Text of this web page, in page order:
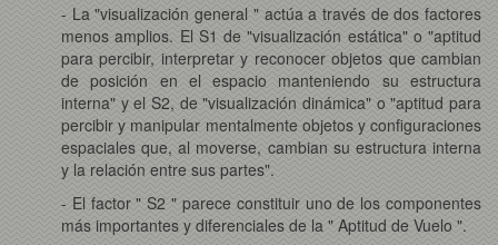
- La "visualización general " actúa a través de dos factores
menos amplios. El S1 de "visualización estática" o "aptitud
para percibir, interpretar y reconocer objetos que cambian
de posición en el espacio manteniendo su estructura
interna" y el S2, de "visualización dinámica" o "aptitud para
percibir y manipular mentalmente objetos y configuraciones
espaciales que, al moverse, cambian su estructura interna
y la relación entre sus partes".
- El factor " S2 " parece constituir uno de los componentes
más importantes y diferenciales de la " Aptitud de Vuelo ".